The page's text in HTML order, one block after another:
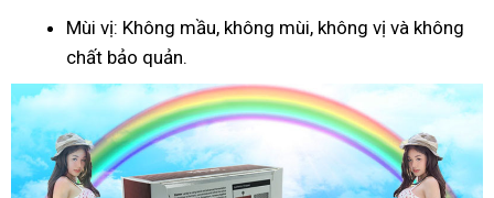
Mùi vị: Không mầu, không mùi, không vị và không
chất bảo quản.